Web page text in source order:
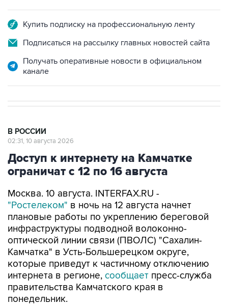
Подписаться на рассылку главных новостей сайта
Получать оперативные новости в официальном
Доступ к интернету на Камчатке
ограничат с 12 по 16 августа
Москва. 10 августа. INTERFAX.RU -
плановые работы по укреплению береговой
инфраструктуры подводной волоконно-
оптической линии связи (ПВОЛС) "Сахалин-
Камчатка" в Усть-Большерецком округе,
которые приведут к частичному отключению
интернета в регионе,сообщаетпресс-служба
правительства Камчатского края в
понедельник.
"В ночь на 12 августа, приблизительно в